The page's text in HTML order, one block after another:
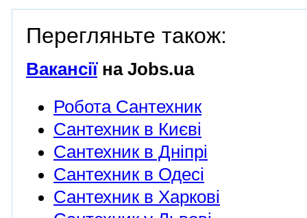
Перегляньте також:
Вакансіїна Jobs.ua
Робота Сантехник
Сантехник в Києві
Сантехник в Дніпрі
Сантехник в Одесі
Сантехник в Харкові